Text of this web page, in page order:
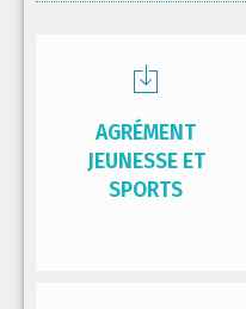
AGRÉMENT
JEUNESSE ET
SPORTS